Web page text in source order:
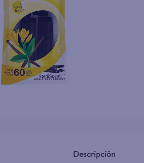
Descripción
norteño